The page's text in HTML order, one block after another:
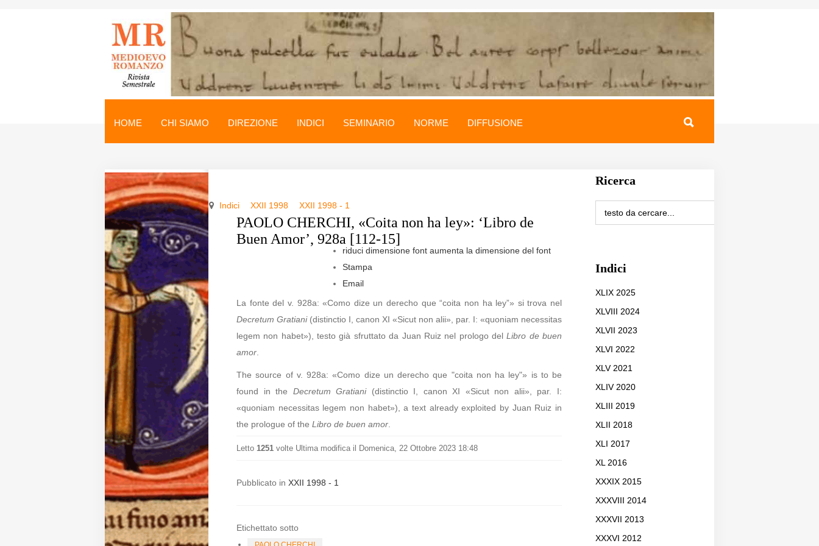
Medioevo Romanzo
direzione@medioevoromanzo.it
HOME CHI SIAMO DIREZIONE INDICI SEMINARIO NORME DIFFUSIONE
Indici XXII 1998 XXII 1998 - 1
PAOLO CHERCHI, «Coita non ha ley»: ‘Libro de
Buen Amor’, 928a [112-15]
riduci dimensione font aumenta la dimensione del font
Stampa
Email
La fonte del v. 928a: «Como dize un derecho que “coita non ha ley”» si trova nel
Decretum Gratiani(distinctio I, canon XI «Sicut non alii», par. I: «quoniam necessitas
legem non habet»), testo già sfruttato da Juan Ruiz nel prologo delLibro de buen
amor.
The source of v. 928a: «Como dize un derecho que "coita non ha ley"» is to be
found in the Decretum Gratiani(distinctio I, canon XI «Sicut non alii», par. I:
«quoniam necessitas legem non habet»), a text already exploited by Juan Ruiz in
the prologue of the Libro de buen amor.
Letto 1251 volte Ultima modifica il Domenica, 22 Ottobre 2023 18:48
Pubblicato in XXII 1998 - 1
Etichettato sotto
Ricerca
Indici
XLIX 2025
XLVIII 2024
XLVII 2023
XLVI 2022
XLV 2021
XLIV 2020
XLIII 2019
XLII 2018
XLI 2017
XL 2016
XXXIX 2015
XXXVIII 2014
XXXVII 2013
XXXVI 2012